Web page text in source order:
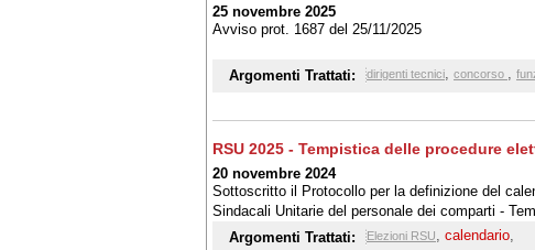
25 novembre 2025
Avviso prot. 1687 del 25/11/2025
Argomenti Trattati: dirigenti tecnici, concorso ,
RSU 2025 - Tempistica delle procedure
20 novembre 2024
Sottoscritto il Protocollo per la definizione del
Sindacali Unitarie del personale dei comparti -
Argomenti Trattati:
Elezioni RSU, calendario,